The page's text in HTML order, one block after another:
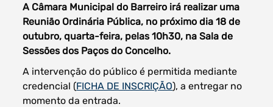
Filtros dos meses
data
procurar
A Câmara Municipal do Barreiro irá realizar uma
Reunião Ordinária Pública, no próximo dia 18 de
outubro, quarta-feira, pelas 10h30, na Sala de
Sessões dos Paços do Concelho.
A intervenção do público é permitida mediante
credencial (FICHA DE INSCRIÇÃO), a entregar no
momento da entrada.